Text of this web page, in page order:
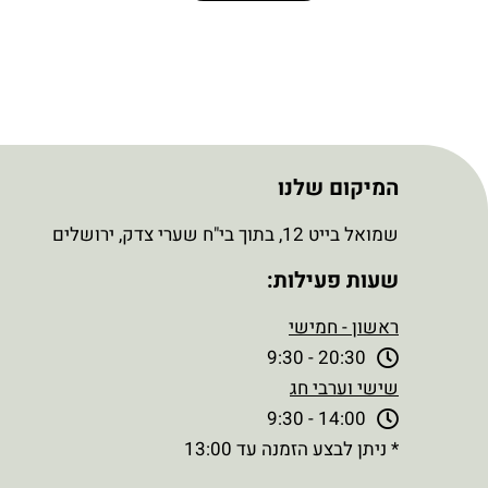
המיקום שלנו
שמואל בייט 12, בתוך בי"ח שערי צדק, ירושלים
שעות פעילות:
ראשון - חמישי
20:30 - 9:30
שישי וערבי חג
14:00 - 9:30
* ניתן לבצע הזמנה עד 13:00